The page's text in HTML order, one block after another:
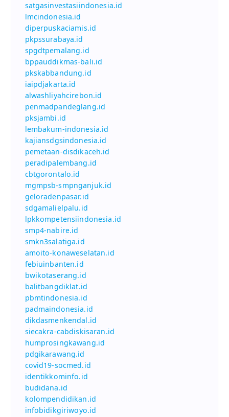
satgasinvestasiindonesia.id
lmcindonesia.id
diperpuskaciamis.id
pkpssurabaya.id
spgdtpemalang.id
bppauddikmas-bali.id
pkskabbandung.id
iaipdjakarta.id
alwashliyahcirebon.id
penmadpandeglang.id
pksjambi.id
lembakum-indonesia.id
kajiansdgsindonesia.id
pemetaan-disdikaceh.id
peradipalembang.id
cbtgorontalo.id
mgmpsb-smpnganjuk.id
geloradenpasar.id
sdgamalielpalu.id
lpkkompetensiindonesia.id
smp4-nabire.id
smkn3salatiga.id
amoito-konaweselatan.id
febiuinbanten.id
bwikotaserang.id
balitbangdiklat.id
pbmtindonesia.id
padmaindonesia.id
dikdasmenkendal.id
siecakra-cabdiskisaran.id
humprosingkawang.id
pdgikarawang.id
covid19-socmed.id
identikkominfo.id
budidana.id
kolompendidikan.id
infobidikgiriwoyo.id